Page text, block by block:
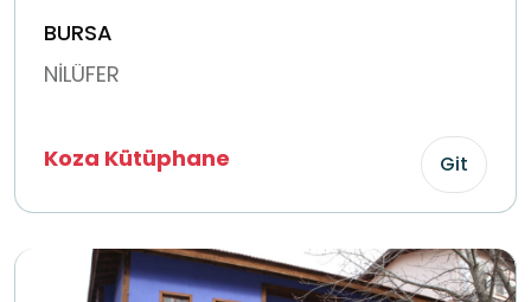
BURSA
NİLÜFER
Koza Kütüphane Git